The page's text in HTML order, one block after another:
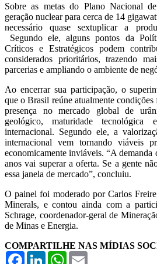
Sobre as metas do Plano Nacional
geração nuclear para cerca de 14
necessário quase sextuplicar a
Segundo ele, alguns pontos da
Críticos e Estratégicos podem
considerados prioritários, trazendo
parcerias e ampliando o ambiente de
Ao encerrar sua participação, o
que o Brasil reúne atualmente
presença no mercado global de
geológico, maturidade tecnológica
internacional. Segundo ele, a
internacional vem tornando viáveis
economicamente inviáveis. “A
anos vai superar a oferta. Se a gente
essa janela de mercado”, concluiu.
O painel foi moderado por Carlos
Minerals, e contou ainda com a
Schrage, coordenador-geral de
de Minas e Energia.
COMPARTILHE NAS MÍDIAS
FacebookLinkedInWhatsApp